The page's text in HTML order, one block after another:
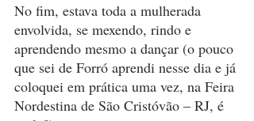
No fim, estava toda a mulherada
envolvida, se mexendo, rindo e
aprendendo mesmo a dançar (o pouco
que sei de Forró aprendi nesse dia e já
coloquei em prática uma vez, na Feira
Nordestina de São Cristóvão – RJ, é